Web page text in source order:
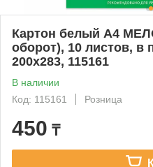
Картон белый А4
оборот), 10 листов, в
200х283, 115161
В наличии
Код: 115161
Розница
450 ₸